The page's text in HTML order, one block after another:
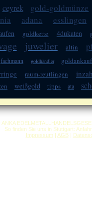
ceyrek gold-goldmünze
adana esslingen
goldkette 4dukaten
juwelier altin
fachmann goldhändler
raum-reutlingen
weißgold tipps ata
So finden Sie uns in Stuttgart:
Impressum| AGB|